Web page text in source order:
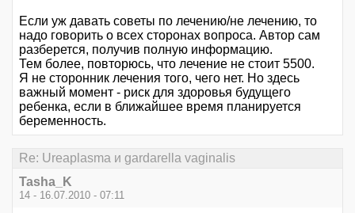
Если уж давать советы по лечению/не лечению, то
надо говорить о всех сторонах вопроса. Автор сам
разберется, получив полную информацию.
Тем более, повторюсь, что лечение не стоит 5500.
Я не сторонник лечения того, чего нет. Но здесь
важный момент - риск для здоровья будущего
ребенка, если в ближайшее время планируется
беременность.
Re: Ureaplasma и gardarella vaginalis
Tasha_K
14 - 16.07.2010 - 07:11